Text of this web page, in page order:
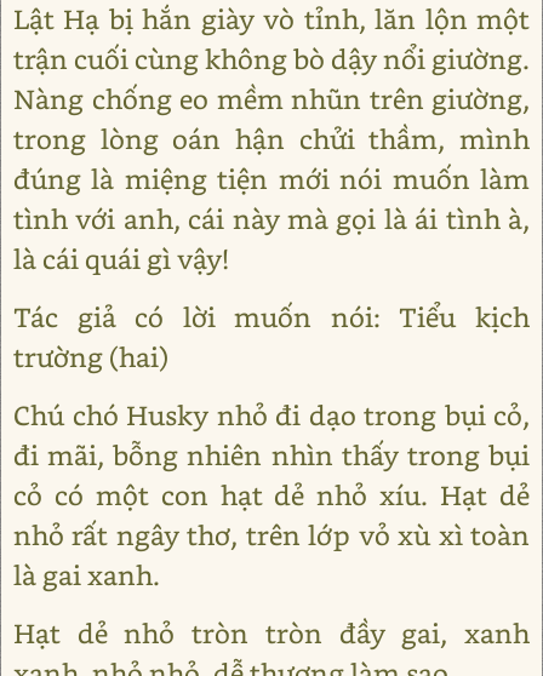
Lật Hạ bị hắn giày vò tỉnh, lăn lộn một
trận cuối cùng không bò dậy nổi giường.
Nàng chống eo mềm nhũn trên giường,
trong lòng oán hận chửi thầm, mình
đúng là miệng tiện mới nói muốn làm
tình với anh, cái này mà gọi là ái tình à,
là cái quái gì vậy!
Tác giả có lời muốn nói: Tiểu kịch
trường (hai)
Chú chó Husky nhỏ đi dạo trong bụi cỏ,
đi mãi, bỗng nhiên nhìn thấy trong bụi
cỏ có một con hạt dẻ nhỏ xíu. Hạt dẻ
nhỏ rất ngây thơ, trên lớp vỏ xù xì toàn
là gai xanh.
Hạt dẻ nhỏ tròn tròn đầy gai, xanh